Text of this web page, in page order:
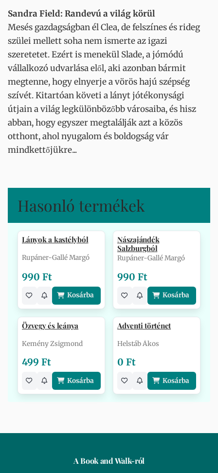
Sandra Field: Randevú a világ körül
Mesés gazdagságban él Clea, de felszínes és rideg
szülei mellett soha nem ismerte az igazi
szeretetet. Ezért is menekül Slade, a jómódú
vállalkozó udvarlása elől, aki azonban bármit
megtenne, hogy elnyerje a vörös hajú szépség
szívét. Kitartóan követi a lányt jótékonysági
útjain a világ legkülönbözőbb városaiba, és hisz
abban, hogy egyszer megtalálják azt a közös
otthont, ahol nyugalom és boldogság vár
mindkettőjükre...
Hasonló termékek
Lányok a kastélyból
Rupáner-Gallé Margó
990 Ft
Kosárba
Nászajándék
Salzburgból
Rupáner-Gallé Margó
990 Ft
Kosárba
Özvegy és leánya
Kemény Zsigmond
499 Ft
Kosárba
Adventi történet
Helstáb Ákos
0 Ft
Kosárba
A Book and Walk-ról